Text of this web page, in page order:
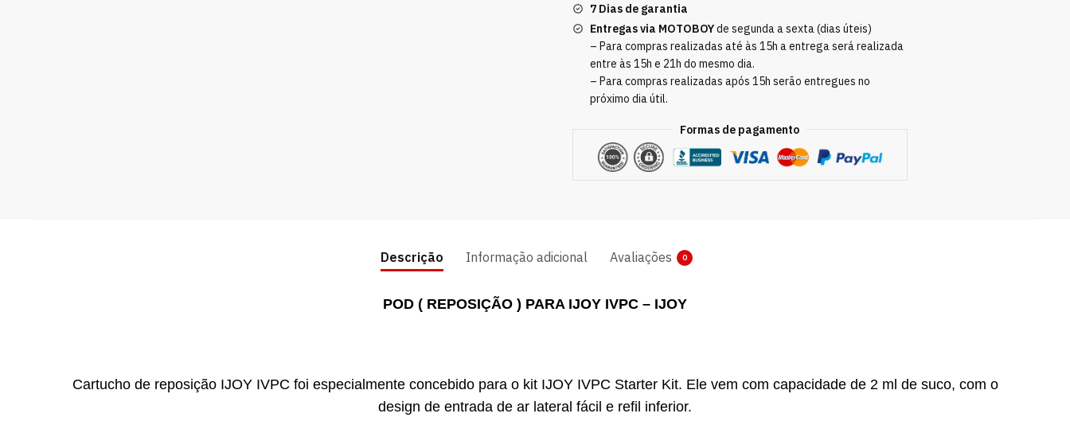
7 Dias de garantia
Entregas via MOTOBOYde segunda a sexta (dias úteis)
– Para compras realizadas até às 15h a entrega será realizada
entre às 15h e 21h do mesmo dia.
– Para compras realizadas após 15h serão entregues no
próximo dia útil.
Formas de pagamento
Descrição Informação adicional Avaliações 0
POD ( REPOSIÇÃO ) PARA IJOY IVPC – IJOY
Cartucho de reposição IJOY IVPC foi especialmente concebido para o kit IJOY IVPC Starter Kit. Ele vem com capacidade de 2 ml de suco, com o
design de entrada de ar lateral fácil e refil inferior.